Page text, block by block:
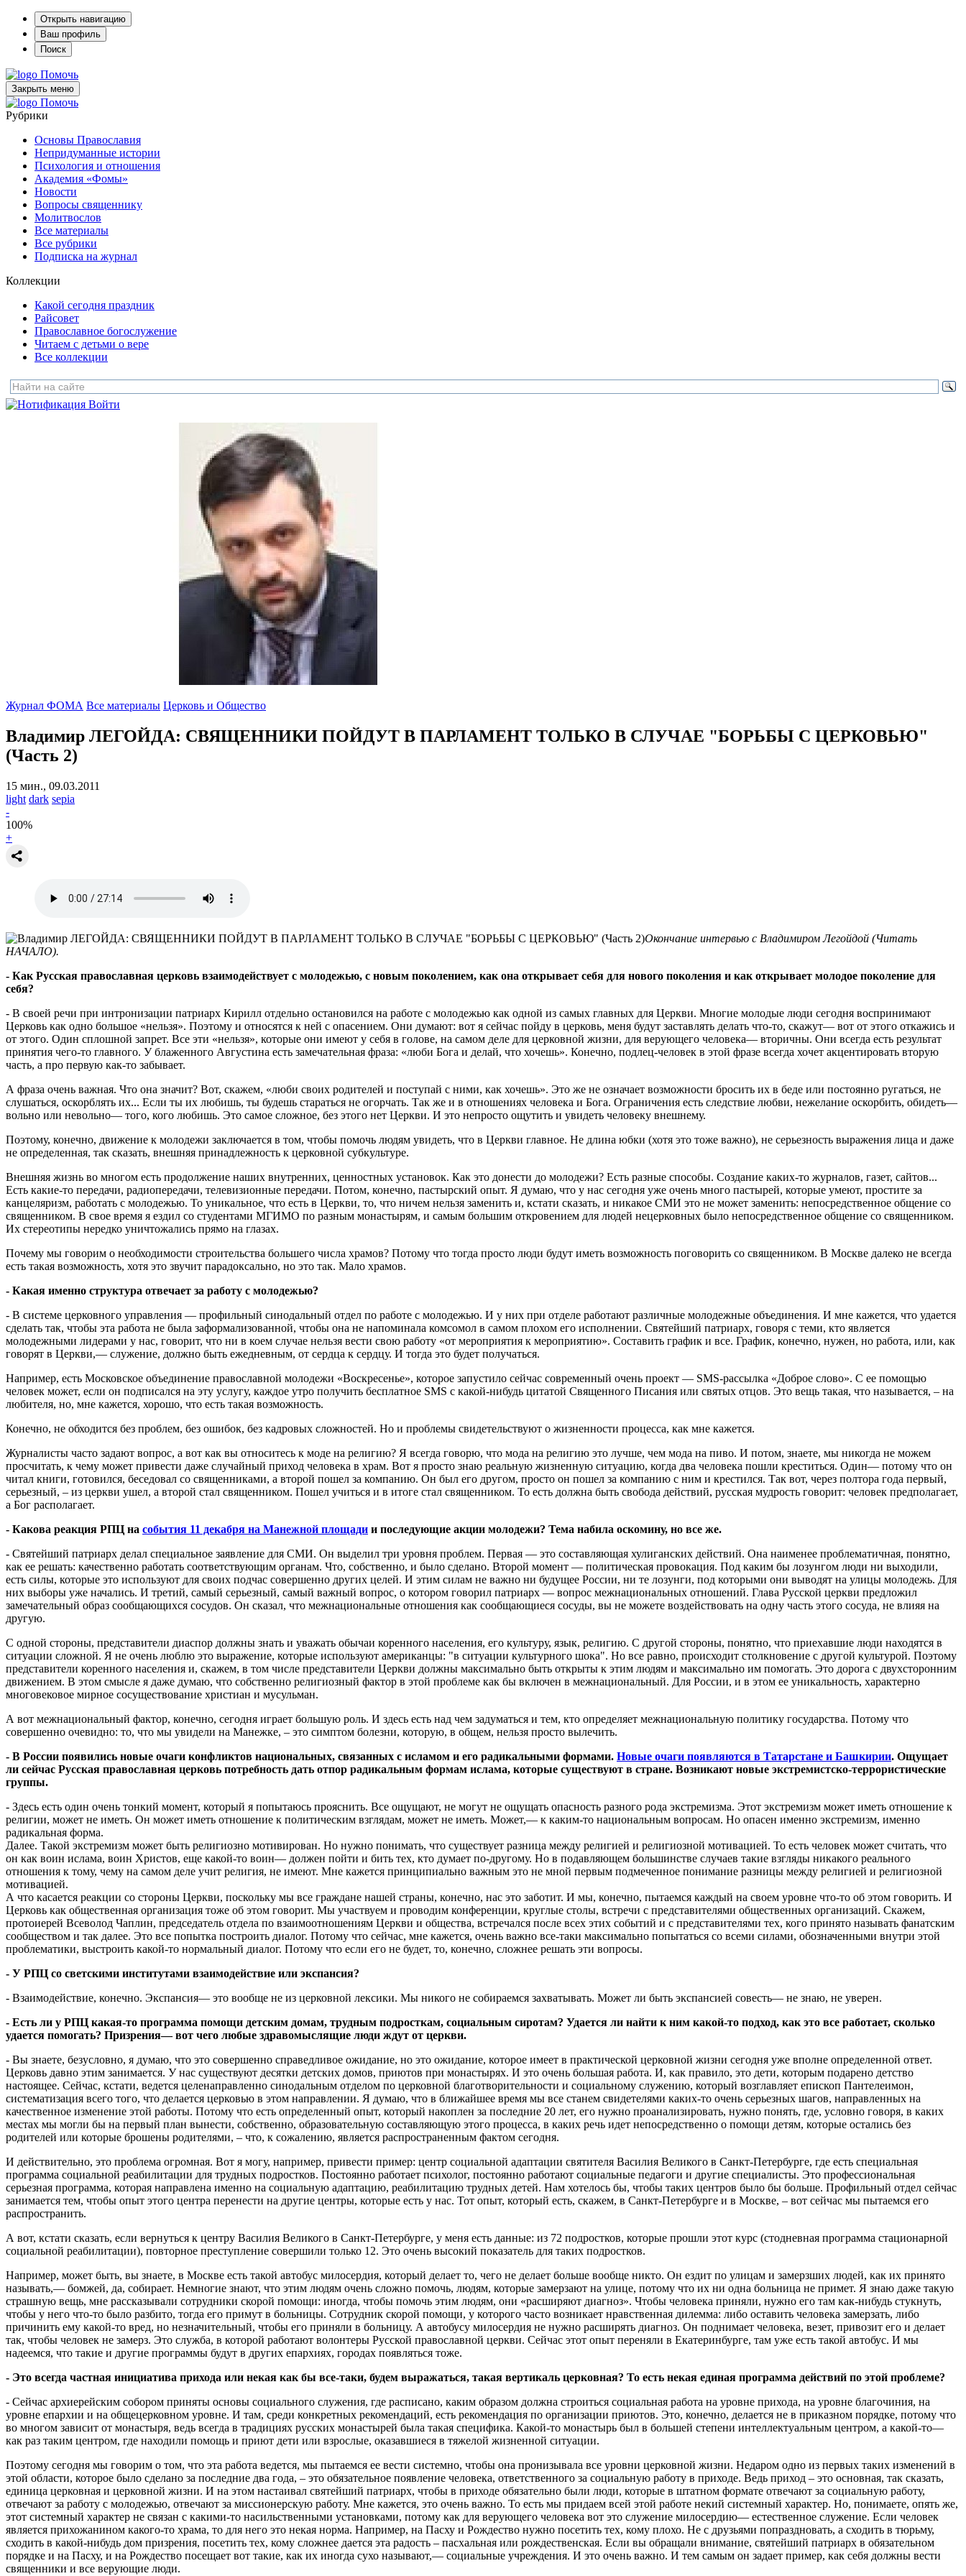
Открыть навигацию
Ваш профиль
Поиск
Помочь
Закрыть меню
Помочь
Рубрики
Основы Православия
Непридуманные истории
Психология и отношения
Академия «Фомы»
Новости
Вопросы священнику
Молитвослов
Все материалы
Все рубрики
Подписка на журнал
Коллекции
Какой сегодня праздник
Райсовет
Православное богослужение
Читаем с детьми о вере
Все коллекции
Войти
Журнал ФОМА Все материалы Церковь и Общество
Владимир ЛЕГОЙДА: СВЯЩЕННИКИ ПОЙДУТ В ПАРЛАМЕНТ ТОЛЬКО В СЛУЧАЕ "БОРЬБЫ С ЦЕРКОВЬЮ"
(Часть 2)
15 мин., 09.03.2011
light dark sepia
-
100%
+
Окончание интервью с Владимиром Легойдой (Читать
НАЧАЛО).
- Как Русская православная церковь взаимодействует с молодежью, с новым поколением, как она открывает себя для нового поколения и как открывает молодое поколение для
себя?
- В своей речи при интронизации патриарх Кирилл отдельно остановился на работе с молодежью как одной из самых главных для Церкви. Многие молодые люди сегодня воспринимают
Церковь как одно большое «нельзя». Поэтому и относятся к ней с опасением. Они думают: вот я сейчас пойду в церковь, меня будут заставлять делать что-то, скажут— вот от этого откажись и
от этого. Один сплошной запрет. Все эти «нельзя», которые они имеют у себя в голове, на самом деле для церковной жизни, для верующего человека— вторичны. Они всегда есть результат
принятия чего-то главного. У блаженного Августина есть замечательная фраза: «люби Бога и делай, что хочешь». Конечно, подлец-человек в этой фразе всегда хочет акцентировать вторую
часть, а про первую как-то забывает.
А фраза очень важная. Что она значит? Вот, скажем, «люби своих родителей и поступай с ними, как хочешь». Это же не означает возможности бросить их в беде или постоянно ругаться, не
слушаться, оскорблять их... Если ты их любишь, ты будешь стараться не огорчать. Так же и в отношениях человека и Бога. Ограничения есть следствие любви, нежелание оскорбить, обидеть—
вольно или невольно— того, кого любишь. Это самое сложное, без этого нет Церкви. И это непросто ощутить и увидеть человеку внешнему.
Поэтому, конечно, движение к молодежи заключается в том, чтобы помочь людям увидеть, что в Церкви главное. Не длина юбки (хотя это тоже важно), не серьезность выражения лица и даже
не определенная, так сказать, внешняя принадлежность к церковной субкультуре.
Внешняя жизнь во многом есть продолжение наших внутренних, ценностных установок. Как это донести до молодежи? Есть разные способы. Создание каких-то журналов, газет, сайтов...
Есть какие-то передачи, радиопередачи, телевизионные передачи. Потом, конечно, пастырский опыт. Я думаю, что у нас сегодня уже очень много пастырей, которые умеют, простите за
канцеляризм, работать с молодежью. То уникальное, что есть в Церкви, то, что ничем нельзя заменить и, кстати сказать, и никакое СМИ это не может заменить: непосредственное общение со
священником. В свое время я ездил со студентами МГИМО по разным монастырям, и самым большим откровением для людей нецерковных было непосредственное общение со священником.
Их стереотипы нередко уничтожались прямо на глазах.
Почему мы говорим о необходимости строительства большего числа храмов? Потому что тогда просто люди будут иметь возможность поговорить со священником. В Москве далеко не всегда
есть такая возможность, хотя это звучит парадоксально, но это так. Мало храмов.
- Какая именно структура отвечает за работу с молодежью?
- В системе церковного управления — профильный синодальный отдел по работе с молодежью. И у них при отделе работают различные молодежные объединения. И мне кажется, что удается
сделать так, чтобы эта работа не была заформализованной, чтобы она не напоминала комсомол в самом плохом его исполнении. Святейший патриарх, говоря с теми, кто является
молодежными лидерами у нас, говорит, что ни в коем случае нельзя вести свою работу «от мероприятия к мероприятию». Составить график и все. График, конечно, нужен, но работа, или, как
говорят в Церкви,— служение, должно быть ежедневным, от сердца к сердцу. И тогда это будет получаться.
Например, есть Московское объединение православной молодежи «Воскресенье», которое запустило сейчас современный очень проект — SMS-рассылка «Доброе слово». С ее помощью
человек может, если он подписался на эту услугу, каждое утро получить бесплатное SMS с какой-нибудь цитатой Священного Писания или святых отцов. Это вещь такая, что называется, – на
любителя, но, мне кажется, хорошо, что есть такая возможность.
Конечно, не обходится без проблем, без ошибок, без кадровых сложностей. Но и проблемы свидетельствуют о жизненности процесса, как мне кажется.
Журналисты часто задают вопрос, а вот как вы относитесь к моде на религию? Я всегда говорю, что мода на религию это лучше, чем мода на пиво. И потом, знаете, мы никогда не можем
просчитать, к чему может привести даже случайный приход человека в храм. Вот я просто знаю реальную жизненную ситуацию, когда два человека пошли креститься. Один— потому что он
читал книги, готовился, беседовал со священниками, а второй пошел за компанию. Он был его другом, просто он пошел за компанию с ним и крестился. Так вот, через полтора года первый,
серьезный, – из церкви ушел, а второй стал священником. Пошел учиться и в итоге стал священником. То есть должна быть свобода действий, русская мудрость говорит: человек предполагает,
а Бог располагает.
- Какова реакция РПЦ на события 11 декабря на Манежной площади и последующие акции молодежи? Тема набила оскомину, но все же.
- Святейший патриарх делал специальное заявление для СМИ. Он выделил три уровня проблем. Первая — это составляющая хулиганских действий. Она наименее проблематичная, понятно,
как ее решать: качественно работать соответствующим органам. Что, собственно, и было сделано. Второй момент — политическая провокация. Под каким бы лозунгом люди ни выходили,
есть силы, которые это используют для своих подчас совершенно других целей. И этим силам не важно ни будущее России, ни те лозунги, под которыми они выводят на улицы молодежь. Для
них выборы уже начались. И третий, самый серьезный, самый важный вопрос, о котором говорил патриарх — вопрос межнациональных отношений. Глава Русской церкви предложил
замечательный образ сообщающихся сосудов. Он сказал, что межнациональные отношения как сообщающиеся сосуды, вы не можете воздействовать на одну часть этого сосуда, не влияя на
другую.
С одной стороны, представители диаспор должны знать и уважать обычаи коренного населения, его культуру, язык, религию. С другой стороны, понятно, что приехавшие люди находятся в
ситуации сложной. Я не очень люблю это выражение, которые используют американцы: "в ситуации культурного шока". Но все равно, происходит столкновение с другой культурой. Поэтому
представители коренного населения и, скажем, в том числе представители Церкви должны максимально быть открыты к этим людям и максимально им помогать. Это дорога с двухсторонним
движением. В этом смысле я даже думаю, что собственно религиозный фактор в этой проблеме как бы включен в межнациональный. Для России, и в этом ее уникальность, характерно
многовековое мирное сосуществование христиан и мусульман.
А вот межнациональный фактор, конечно, сегодня играет большую роль. И здесь есть над чем задуматься и тем, кто определяет межнациональную политику государства. Потому что
совершенно очевидно: то, что мы увидели на Манежке, – это симптом болезни, которую, в общем, нельзя просто вылечить.
- В России появились новые очаги конфликтов национальных, связанных с исламом и его радикальными формами. Новые очаги появляются в Татарстане и Башкирии. Ощущает
ли сейчас Русская православная церковь потребность дать отпор радикальным формам ислама, которые существуют в стране. Возникают новые экстремистско-террористические
группы.
- Здесь есть один очень тонкий момент, который я попытаюсь прояснить. Все ощущают, не могут не ощущать опасность разного рода экстремизма. Этот экстремизм может иметь отношение к
религии, может не иметь. Он может иметь отношение к политическим взглядам, может не иметь. Может,— к каким-то национальным вопросам. Но опасен именно экстремизм, именно
радикальная форма.
Далее. Такой экстремизм может быть религиозно мотивирован. Но нужно понимать, что существует разница между религией и религиозной мотивацией. То есть человек может считать, что
он как воин ислама, воин Христов, еще какой-то воин— должен пойти и бить тех, кто думает по-другому. Но в подавляющем большинстве случаев такие взгляды никакого реального
отношения к тому, чему на самом деле учит религия, не имеют. Мне кажется принципиально важным это не мной первым подмеченное понимание разницы между религией и религиозной
мотивацией.
А что касается реакции со стороны Церкви, поскольку мы все граждане нашей страны, конечно, нас это заботит. И мы, конечно, пытаемся каждый на своем уровне что-то об этом говорить. И
Церковь как общественная организация тоже об этом говорит. Мы участвуем и проводим конференции, круглые столы, встречи с представителями общественных организаций. Скажем,
протоиерей Всеволод Чаплин, председатель отдела по взаимоотношениям Церкви и общества, встречался после всех этих событий и с представителями тех, кого принято называть фанатским
сообществом и так далее. Это все попытка построить диалог. Потому что сейчас, мне кажется, очень важно все-таки максимально попытаться со всеми силами, обозначенными внутри этой
проблематики, выстроить какой-то нормальный диалог. Потому что если его не будет, то, конечно, сложнее решать эти вопросы.
- У РПЦ со светскими институтами взаимодействие или экспансия?
- Взаимодействие, конечно. Экспансия— это вообще не из церковной лексики. Мы никого не собираемся захватывать. Может ли быть экспансией совесть— не знаю, не уверен.
- Есть ли у РПЦ какая-то программа помощи детским домам, трудным подросткам, социальным сиротам? Удается ли найти к ним какой-то подход, как это все работает, сколько
удается помогать? Призрения— вот чего любые здравомыслящие люди ждут от церкви.
- Вы знаете, безусловно, я думаю, что это совершенно справедливое ожидание, но это ожидание, которое имеет в практической церковной жизни сегодня уже вполне определенной ответ.
Церковь давно этим занимается. У нас существуют десятки детских домов, приютов при монастырях. И это очень большая работа. И, как правило, это дети, которым подарено детство
настоящее. Сейчас, кстати, ведется целенаправленно синодальным отделом по церковной благотворительности и социальному служению, который возглавляет епископ Пантелеимон,
систематизация всего того, что делается церковью в этом направлении. Я думаю, что в ближайшее время мы все станем свидетелями каких-то очень серьезных шагов, направленных на
качественное изменение этой работы. Потому что есть определенный опыт, который накоплен за последние 20 лет, его нужно проанализировать, нужно понять, где, условно говоря, в каких
местах мы могли бы на первый план вынести, собственно, образовательную составляющую этого процесса, в каких речь идет непосредственно о помощи детям, которые остались без
родителей или которые брошены родителями, – что, к сожалению, является распространенным фактом сегодня.
И действительно, это проблема огромная. Вот я могу, например, привести пример: центр социальной адаптации святителя Василия Великого в Санкт-Петербурге, где есть специальная
программа социальной реабилитации для трудных подростков. Постоянно работает психолог, постоянно работают социальные педагоги и другие специалисты. Это профессиональная
серьезная программа, которая направлена именно на социальную адаптацию, реабилитацию трудных детей. Нам хотелось бы, чтобы таких центров было бы больше. Профильный отдел сейчас
занимается тем, чтобы опыт этого центра перенести на другие центры, которые есть у нас. Тот опыт, который есть, скажем, в Санкт-Петербурге и в Москве, – вот сейчас мы пытаемся его
распространить.
А вот, кстати сказать, если вернуться к центру Василия Великого в Санкт-Петербурге, у меня есть данные: из 72 подростков, которые прошли этот курс (стодневная программа стационарной
социальной реабилитации), повторное преступление совершили только 12. Это очень высокий показатель для таких подростков.
Например, может быть, вы знаете, в Москве есть такой автобус милосердия, который делает то, чего не делает больше вообще никто. Он ездит по улицам и замерзших людей, как их принято
называть,— бомжей, да, собирает. Немногие знают, что этим людям очень сложно помочь, людям, которые замерзают на улице, потому что их ни одна больница не примет. Я знаю даже такую
страшную вещь, мне рассказывали сотрудники скорой помощи: иногда, чтобы помочь этим людям, они «расширяют диагноз». Чтобы человека приняли, нужно его там как-нибудь стукнуть,
чтобы у него что-то было разбито, тогда его примут в больницы. Сотрудник скорой помощи, у которого часто возникает нравственная дилемма: либо оставить человека замерзать, либо
причинить ему какой-то вред, но незначительный, чтобы его приняли в больницу. А автобусу милосердия не нужно расширять диагноз. Он поднимает человека, везет, привозит его и делает
так, чтобы человек не замерз. Это служба, в которой работают волонтеры Русской православной церкви. Сейчас этот опыт переняли в Екатеринбурге, там уже есть такой автобус. И мы
надеемся, что такие и другие программы будут в других епархиях, городах появляться тоже.
- Это всегда частная инициатива прихода или некая как бы все-таки, будем выражаться, такая вертикаль церковная? То есть некая единая программа действий по этой проблеме?
- Сейчас архиерейским собором приняты основы социального служения, где расписано, каким образом должна строиться социальная работа на уровне прихода, на уровне благочиния, на
уровне епархии и на общецерковном уровне. И там, среди конкретных рекомендаций, есть рекомендация по организации приютов. Это, конечно, делается не в приказном порядке, потому что
во многом зависит от монастыря, ведь всегда в традициях русских монастырей была такая специфика. Какой-то монастырь был в большей степени интеллектуальным центром, а какой-то—
как раз таким центром, где находили помощь и приют дети или взрослые, оказавшиеся в тяжелой жизненной ситуации.
Поэтому сегодня мы говорим о том, что эта работа ведется, мы пытаемся ее вести системно, чтобы она пронизывала все уровни церковной жизни. Недаром одно из первых таких изменений в
этой области, которое было сделано за последние два года, – это обязательное появление человека, ответственного за социальную работу в приходе. Ведь приход – это основная, так сказать,
единица церковная и церковной жизни. И на этом настаивал святейший патриарх, чтобы в приходе обязательно были люди, которые в штатном формате отвечают за социальную работу,
отвечают за работу с молодежью, отвечают за миссионерскую работу. Мне кажется, это очень важно. То есть мы придаем всей этой работе некий системный характер. Но, понимаете, опять же,
этот системный характер не связан с какими-то насильственными установками, потому как для верующего человека вот это служение милосердию— естественное служение. Если человек
является прихожанином какого-то храма, то для него это некая норма. Например, на Пасху и Рождество нужно посетить тех, кому плохо. Не с друзьями попраздновать, а сходить в тюрьму,
сходить в какой-нибудь дом призрения, посетить тех, кому сложнее дается эта радость – пасхальная или рождественская. Если вы обращали внимание, святейший патриарх в обязательном
порядке и на Пасху, и на Рождество посещает вот такие, как их иногда сухо называют,— социальные учреждения. И это очень важно. И тем самым он задает пример, как себя должны вести
священники и все верующие люди.